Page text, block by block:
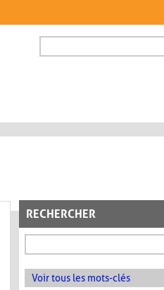
FORMULAIRE DE
RECHERCHER
Voir tous les mots-clés